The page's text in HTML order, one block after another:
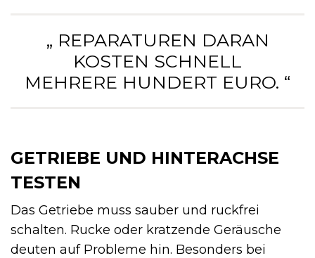
„ REPARATUREN DARAN
KOSTEN SCHNELL
MEHRERE HUNDERT EURO. “
GETRIEBE UND HINTERACHSE
TESTEN
Das Getriebe muss sauber und ruckfrei
schalten. Rucke oder kratzende Geräusche
deuten auf Probleme hin. Besonders bei